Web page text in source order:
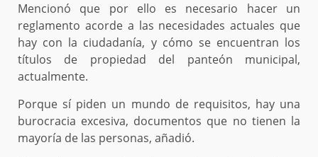
Mencionó que por ello es necesario hacer un
reglamento acorde a las necesidades actuales que
hay con la ciudadanía, y cómo se encuentran los
títulos de propiedad del panteón municipal,
actualmente.
Porque sí piden un mundo de requisitos, hay una
burocracia excesiva, documentos que no tienen la
mayoría de las personas, añadió.